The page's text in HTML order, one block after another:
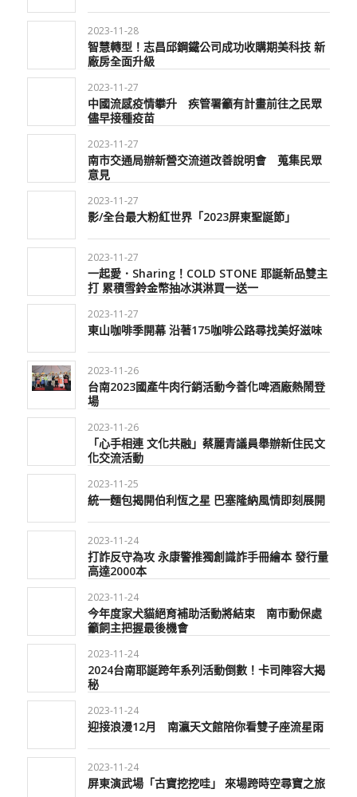
2023-11-28
智慧轉型！志昌邱鋼鐵公司成功收購期美科技 新
廠房全面升級
2023-11-27
中國流感疫情攀升 疾管署籲有計畫前往之民眾
儘早接種疫苗
2023-11-27
南市交通局辦新營交流道改善說明會 蒐集民眾
意見
2023-11-27
影/全台最大粉紅世界「2023屏東聖誕節」
2023-11-27
一起愛．Sharing！COLD STONE 耶誕新品雙主
打 累積雪鈴金幣抽冰淇淋買一送一
2023-11-27
東山咖啡季開幕 沿著175咖啡公路尋找美好滋味
2023-11-26
台南2023國產牛肉行銷活動今善化啤酒廠熱鬧登
場
2023-11-26
「心手相連 文化共融」蔡麗青議員舉辦新住民文
化交流活動
2023-11-25
統一麵包揭開伯利恆之星 巴塞隆納風情即刻展開
2023-11-24
打詐反守為攻 永康警推獨創識詐手冊繪本 發行量
高達2000本
2023-11-24
今年度家犬貓絕育補助活動將結束 南市動保處
籲飼主把握最後機會
2023-11-24
2024台南耶誕跨年系列活動倒數！卡司陣容大揭
秘
2023-11-24
迎接浪漫12月 南瀛天文館陪你看雙子座流星雨
2023-11-24
屏東演武場「古寶挖挖哇」 來場跨時空尋寶之旅